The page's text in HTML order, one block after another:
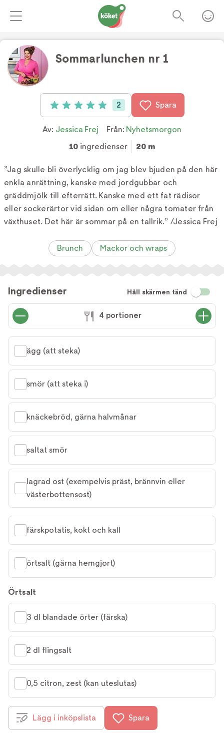
Sommarlunchen nr 1
Betyg: 5 av 5 (2 röster)
2 Spara
Av: Jessica Frej Från: Nyhetsmorgon
10 ingredienser 20 m
”Jag skulle bli överlycklig om jag blev bjuden på den här
enkla anrättning, kanske med jordgubbar och
gräddmjölk till efterrätt. Kanske med ett fat rädisor
eller sockerärtor vid sidan om eller några tomater från
växthuset. Det här är sommar på en tallrik.” /Jessica Frej
Brunch Mackor och wraps
Ingredienser Håll skärmen tänd
4 portioner
ägg (att steka)
smör (att steka i)
knäckebröd, gärna halvmånar
saltat smör
lagrad ost (exempelvis präst, brännvin eller
västerbottensost)
färskpotatis, kokt och kall
örtsalt (gärna hemgjort)
Örtsalt
3 dl blandade örter (färska)
2 dl flingsalt
0,5 citron, zest (kan uteslutas)
Lägg i inköpslista Spara